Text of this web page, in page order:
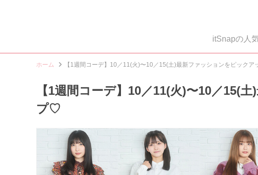
itSnapの人
ホーム 【1週間コーデ】10／11(火)〜10／15(土)最新ファッションをピックア
【1週間コーデ】10／11(火)〜10／15(
プ♡